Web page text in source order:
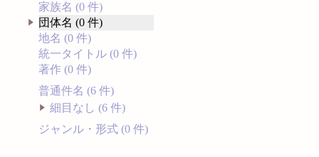
家族名 (0 件)
団体名 (0 件)
地名 (0 件)
統一タイトル (0 件)
著作 (0 件)
普通件名 (6 件)
細目なし (6 件)
ジャンル・形式 (0 件)